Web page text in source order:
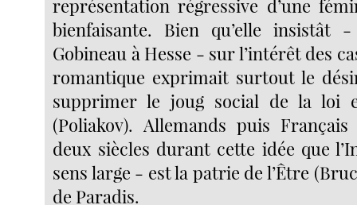
représentation régressive d’une
bienfaisante. Bien qu’elle insistât
Gobineau à Hesse - sur l’intérêt des
romantique exprimait surtout le
supprimer le joug social de la loi
(Poliakov). Allemands puis
deux siècles durant cette idée que
sens large - est la patrie de l’Être
de Paradis.